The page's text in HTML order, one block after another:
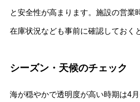
と安全性が高まります。施設の営業
在庫状況なども事前に確認しておく
シーズン・天候のチェック
海が穏やかで透明度が高い時期は4